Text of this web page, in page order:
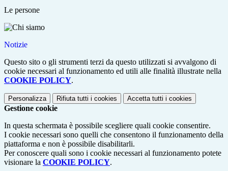
Le persone
Notizie
Questo sito o gli strumenti terzi da questo utilizzati si avvalgono di
cookie necessari al funzionamento ed utili alle finalità illustrate nella
COOKIE POLICY.
Personalizza Rifiuta tutti i cookies Accetta tutti i cookies
Gestione cookie
In questa schermata è possibile scegliere quali cookie consentire.
I cookie necessari sono quelli che consentono il funzionamento della
piattaforma e non è possibile disabilitarli.
Per conoscere quali sono i cookie necessari al funzionamento potete
visionare la COOKIE POLICY.